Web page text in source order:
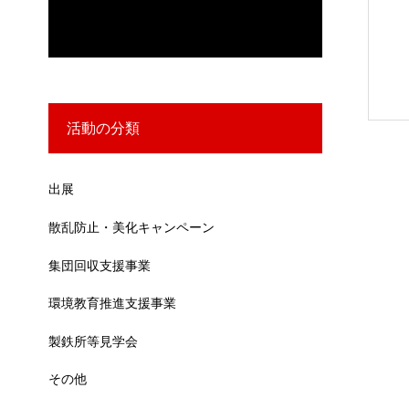
活動の分類
出展
散乱防止・美化キャンペーン
集団回収支援事業
環境教育推進支援事業
製鉄所等見学会
その他